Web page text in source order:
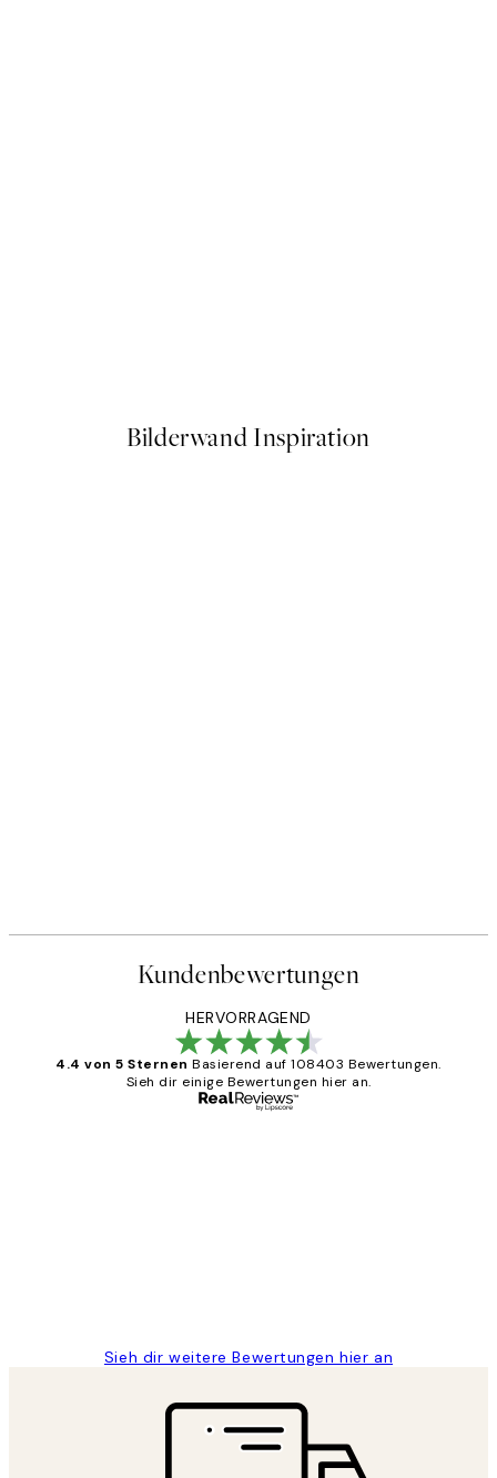
Bilderwand Inspiration
Kundenbewertungen
HERVORRAGEND
4.4 von 5 Sternen Basierend auf 108403 Bewertungen.
Sieh dir einige Bewertungen hier an.
Sieh dir weitere Bewertungen hier an